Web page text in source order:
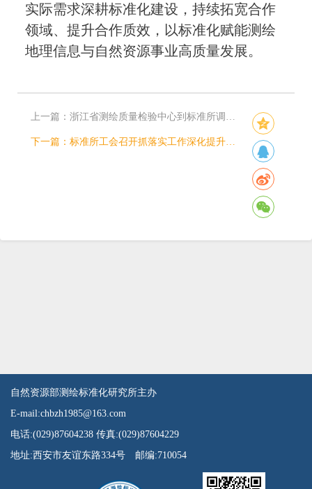
实际需求深耕标准化建设， 持续拓宽合作
领域、提升合作质效，以标准化赋能测绘
地理信息与自然资源事业高质量发展。
上一篇： 浙江省测绘质量检验中心到标准所调研交流
下一篇： 标准所工会召开抓落实工作深化提升会议
自然资源部测绘标准化研究所主办
E-mail:chbzh1985@163.com
电话:(029)87604238 传真:(029)87604229
地址:西安市友谊东路334号 邮编:710054